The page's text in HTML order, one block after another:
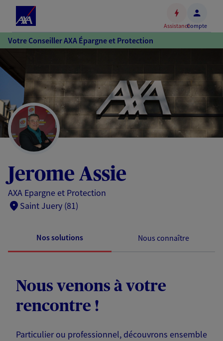
Accéder
au
Accéder
au
pied
de
page
AssistanceCompte
Votre Conseiller AXA Épargne et Protection
Jerome Assie
AXA Epargne et Protection
Saint Juery (81)
Nos solutions Nous connaître
Nous venons à votre
rencontre !
Particulier ou professionnel, découvrons ensemble